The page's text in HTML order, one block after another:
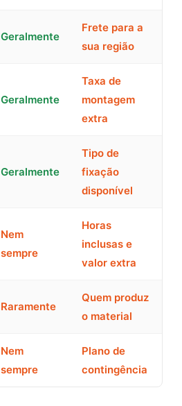
Geralmente
Frete para a
sua região
Geralmente
Taxa de
montagem
extra
Geralmente
Tipo de
fixação
disponível
Nem
sempre
Horas
inclusas e
valor extra
Raramente
Quem produz
o material
Nem
sempre
Plano de
contingência